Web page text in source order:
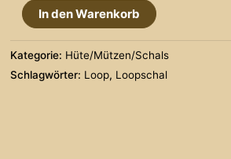
Alpaka
Loop
Menge
In den Warenkorb
Kategorie: Hüte/Mützen/Schals
Schlagwörter: Loop, Loopschal